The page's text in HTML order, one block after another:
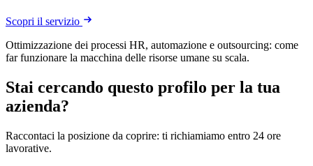
Scopri il servizio
Ottimizzazione dei processi HR, automazione e outsourcing: come
far funzionare la macchina delle risorse umane su scala.
Stai cercando questo profilo per la tua
azienda?
Raccontaci la posizione da coprire: ti richiamiamo entro 24 ore
lavorative.